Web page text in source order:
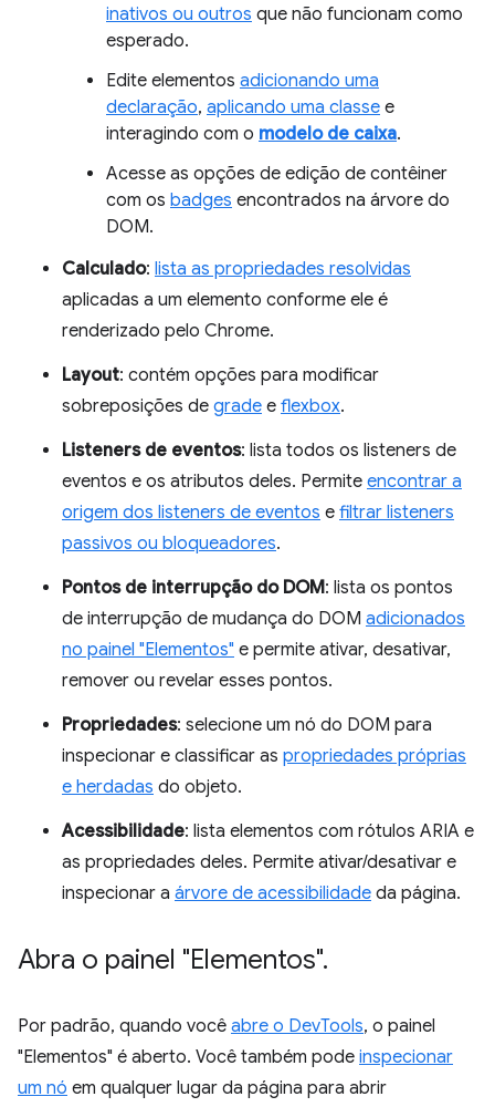
inativos ou outros que não funcionam como
esperado.
Edite elementos adicionando uma
declaração, aplicando uma classe e
interagindo com o modelo de caixa.
Acesse as opções de edição de contêiner
com os badges encontrados na árvore do
DOM.
Calculado: lista as propriedades resolvidas
aplicadas a um elemento conforme ele é
renderizado pelo Chrome.
Layout: contém opções para modificar
sobreposições de grade e flexbox.
Listeners de eventos: lista todos os listeners de
eventos e os atributos deles. Permite encontrar a
origem dos listeners de eventos e filtrar listeners
passivos ou bloqueadores.
Pontos de interrupção do DOM: lista os pontos
de interrupção de mudança do DOM adicionados
no painel "Elementos" e permite ativar, desativar,
remover ou revelar esses pontos.
Propriedades: selecione um nó do DOM para
inspecionar e classificar as propriedades próprias
e herdadas do objeto.
Acessibilidade: lista elementos com rótulos ARIA e
as propriedades deles. Permite ativar/desativar e
inspecionar a árvore de acessibilidade da página.
Abra o painel "Elementos".
Por padrão, quando você abre o DevTools, o painel
"Elementos" é aberto. Você também pode inspecionar
um nó em qualquer lugar da página para abrir